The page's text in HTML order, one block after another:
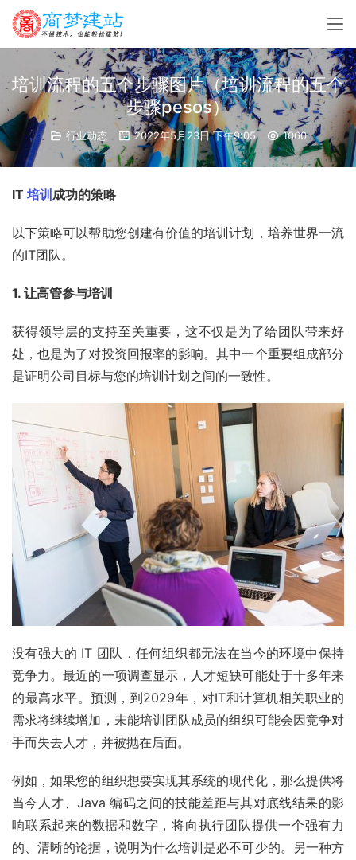
培训流程的五个步骤图片（培训流程的五个
步骤pesos）
行业动态 2022年5月23日 下午9:05 1060
IT 培训 成功的策略
以下策略可以帮助您创建有价值的培训计划，培养世界一流
的IT团队。
1. 让高管参与培训
获得领导层的支持至关重要，这不仅是为了给团队带来好
处，也是为了对投资回报率的影响。其中一个重要组成部分
是证明公司目标与您的培训计划之间的一致性。
没有强大的 IT 团队，任何组织都无法在当今的环境中保持
竞争力。最近的一项调查显示，人才短缺可能处于十多年来
的最高水平。预测，到2029年，对IT和计算机相关职业的
需求将继续增加，未能培训团队成员的组织可能会因竞争对
手而失去人才，并被抛在后面。
例如，如果您的组织想要实现其系统的现代化，那么提供将
当今人才、Java 编码之间的技能差距与其对底线结果的影
响联系起来的数据和数字，将向执行团队提供一个强有力
的、清晰的论据，说明为什么培训是必不可少的。另一种方